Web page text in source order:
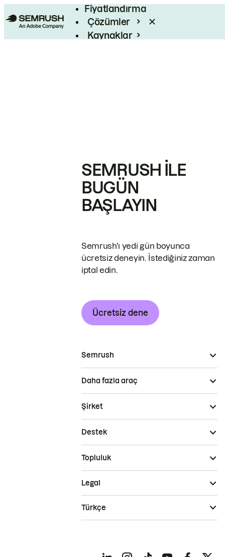
Fiyatlandırma
Çözümler
Kaynaklar
SEMRUSH ILE
BUGÜN
BAŞLAYIN
Semrush'ı yedi gün boyunca
ücretsiz deneyin. İstediğiniz zaman
iptal edin.
Ücretsiz dene
Semrush
Daha fazla araç
Şirket
Destek
Topluluk
Legal
Türkçe